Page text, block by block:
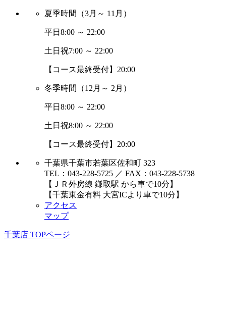
夏季時間 （3月～ 11月）
平日 8:00 ～ 22:00
土日祝7:00 ～ 22:00
【コース最終受付】20:00
冬季時間 （12月～ 2月）
平日 8:00 ～ 22:00
土日祝8:00 ～ 22:00
【コース最終受付】20:00
千葉県千葉市若葉区佐和町 323
TEL：043-228-5725 ／ FAX：043-228-5738
【ＪＲ外房線 鎌取駅 から車で10分】
【千葉東金有料 大宮ICより車で10分】
アクセス
マップ
千葉店 TOPページ